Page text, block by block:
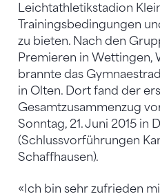
Leichtathletikstadion
Trainingsbedingungen
zu bieten. Nach den
Premieren in Wettingen,
brannte das
in Olten. Dort fand der
Gesamtzusammenzug
Sonntag, 21. Juni 2015 in
(Schlussvorführungen
Schaffhausen).
«Ich bin sehr zufrieden